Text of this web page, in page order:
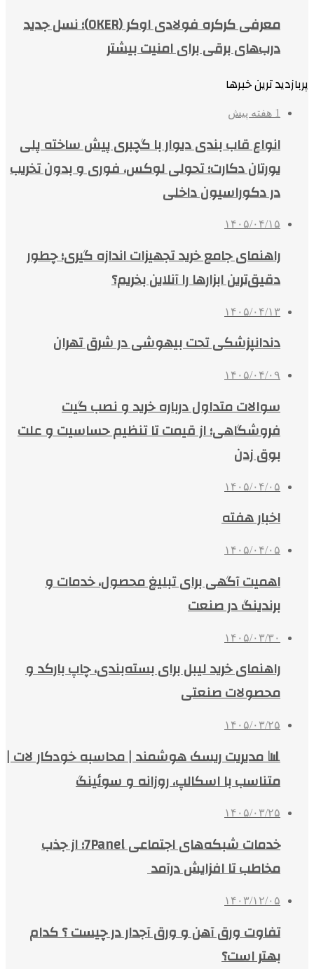
معرفی کرکره فولادی اوکر (OKER)؛ نسل جدید
درب‌های برقی برای امنیت بیشتر
پربازدید ترین خبرها
1 هفته پیش
انواع قاب بندی دیوار با گچبری پیش ساخته پلی
یورتان دکارت؛ تحولی لوکس، فوری و بدون تخریب
در دکوراسیون داخلی
۱۴۰۵/۰۴/۱۵
راهنمای جامع خرید تجهیزات اندازه گیری؛ چطور
دقیق‌ترین ابزارها را آنلاین بخریم؟
۱۴۰۵/۰۴/۱۳
دندانپزشکی تحت بیهوشی در شرق تهران
۱۴۰۵/۰۴/۰۹
سوالات متداول درباره خرید و نصب گیت
فروشگاهی؛ از قیمت تا تنظیم حساسیت و علت
بوق زدن
۱۴۰۵/۰۴/۰۵
اخبار هفته
۱۴۰۵/۰۴/۰۵
اهمیت آگهی برای تبلیغ محصول، خدمات و
برندینگ در صنعت
۱۴۰۵/۰۳/۳۰
راهنمای خرید لیبل برای بسته‌بندی، چاپ بارکد و
محصولات صنعتی
۱۴۰۵/۰۳/۲۵
📊 مدیریت ریسک هوشمند | محاسبه خودکار لات |
متناسب با اسکالپ، روزانه و سوئینگ
۱۴۰۵/۰۳/۲۵
خدمات شبکه‌های اجتماعی 7Panel؛ از جذب
مخاطب تا افزایش درآمد
۱۴۰۳/۱۲/۰۵
تفاوت ورق آهن و ورق آجدار در چیست ؟ کدام
بهتر است؟